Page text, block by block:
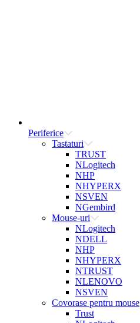
Periferice
Tastaturi
TRUST
NLogitech
NHP
NHYPERX
NSVEN
NGembird
Mouse-uri
NLogitech
NDELL
NHP
NHYPERX
NTRUST
NLENOVO
NSVEN
Covorase pentru mouse
Trust